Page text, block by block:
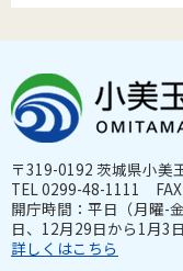
〒319-0192 茨城県小美
TEL 0299-48-1111
開庁時間：平日（月曜-
日、12月29日から1月3
詳しくはこちら